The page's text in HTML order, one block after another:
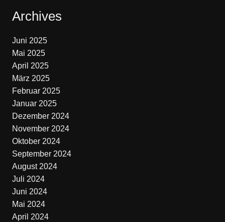
Archives
Juni 2025
Mai 2025
April 2025
März 2025
Februar 2025
Januar 2025
Dezember 2024
November 2024
Oktober 2024
September 2024
August 2024
Juli 2024
Juni 2024
Mai 2024
April 2024